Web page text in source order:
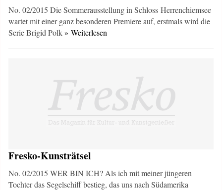
No. 02/2015 Die Sommerausstellung in Schloss Herrenchiemsee
wartet mit einer ganz besonderen Premiere auf, erstmals wird die
Serie Brigid Polk» Weiterlesen
Fresko-Kunsträtsel
No. 02/2015 WER BIN ICH? Als ich mit meiner jüngeren
Tochter das Segelschiff bestieg, das uns nach Südamerika